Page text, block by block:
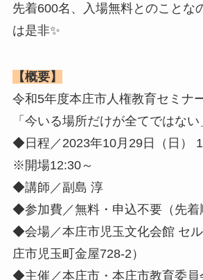
先着600名、入場無料とのことな
は是非✨
【概要】
令和5年度本庄市人権教育セミナ
「今いる場所だけが全てではない
◆日程／2023年10月29日（日）
※開場12:30～
◆講師／副島 淳
◆参加費／無料・申込不要（先着
◆会場／本庄市児玉文化会館 セ
庄市児玉町金屋728-2）
◆主催／本庄市・本庄市教育委員